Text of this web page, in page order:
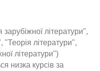
зарубіжної літератури",
"Теорія літератури",
літератури")
низка курсів за